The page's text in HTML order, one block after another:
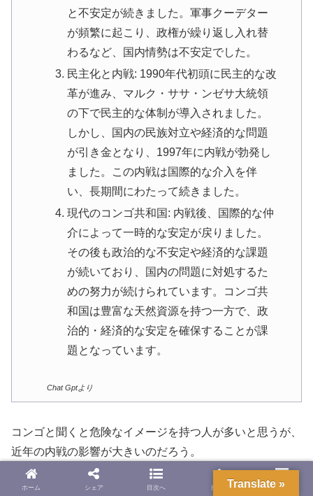
と不安定が続きました。軍事クーデター
が頻繁に起こり、政権が繰り返し入れ替
わるなど、国内情勢は不安定でした。
民主化と内戦: 1990年代初頭に民主的な改
革が進み、マルク・ササ・ンゼサ大統領
の下で民主的な体制が導入されました。
しかし、国内の民族対立や経済的な問題
が引き金となり、1997年に内戦が勃発し
ました。この内戦は国際的な介入を伴
い、長期間にわたって続きました。
現代のコンゴ共和国: 内戦後、国際的な仲
介によって一時的な安定が戻りました。
その後も政治的な不安定や経済的な課題
が続いており、国内の問題に対処するた
めの努力が続けられています。コンゴ共
和国は豊富な天然資源を持つ一方で、政
治的・経済的な安定を確保することが課
題となっています。
Chat Gptより
コンゴと聞くと危険なイメージを持つ人が多いと思うが、
近年の内戦の影響が大きいのだろう。
ただ私が実際に訪れた感覚だと、全くといっていいほど危
ホーム シェア 目次へ トップ サイドバー
Translate »